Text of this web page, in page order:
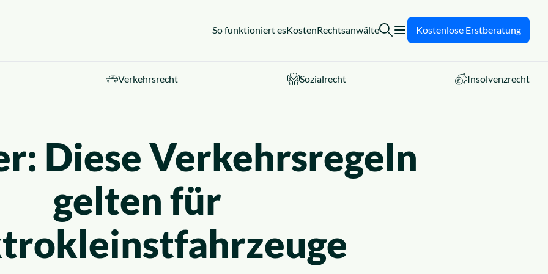
So funktioniert esKostenRechtsanwälte Kostenlose Erstberatung
Verkehrsrecht Sozialrecht Insolvenzrecht
Diese Verkehrsregeln
gelten für